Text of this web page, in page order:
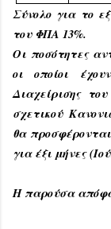
Σύνολο για το
του ΦΠΑ 13%.
Οι ποσότητες
οι οποίοι
Διαχείρισης
σχετικού
θα
για έξι μήνες
Η παρούσα